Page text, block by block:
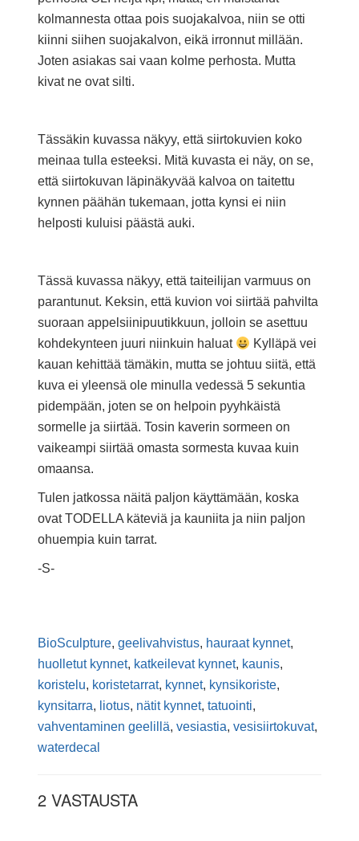
kolmannesta ottaa pois suojakalvoa, niin se otti
kiinni siihen suojakalvon, eikä irronnut millään.
Joten asiakas sai vaan kolme perhosta. Mutta
kivat ne ovat silti.
Tässäkin kuvassa näkyy, että siirtokuvien koko
meinaa tulla esteeksi. Mitä kuvasta ei näy, on se,
että siirtokuvan läpinäkyvää kalvoa on taitettu
kynnen päähän tukemaan, jotta kynsi ei niin
helposti kuluisi päästä auki.
Tässä kuvassa näkyy, että taiteilijan varmuus on
parantunut. Keksin, että kuvion voi siirtää pahvilta
suoraan appelsiinipuutikkuun, jolloin se asettuu
kohdekynteen juuri niinkuin haluat
Kylläpä vei
kauan kehittää tämäkin, mutta se johtuu siitä, että
kuva ei yleensä ole minulla vedessä 5 sekuntia
pidempään, joten se on helpoin pyyhkäistä
sormelle ja siirtää. Tosin kaverin sormeen on
vaikeampi siirtää omasta sormesta kuvaa kuin
omaansa.
Tulen jatkossa näitä paljon käyttämään, koska
ovat TODELLA käteviä ja kauniita ja niin paljon
ohuempia kuin tarrat.
-S-
BioSculpture, geelivahvistus, hauraat kynnet,
huolletut kynnet, katkeilevat kynnet, kaunis,
koristelu, koristetarrat, kynnet, kynsikoriste,
kynsitarra, liotus, nätit kynnet, tatuointi,
vahventaminen geelillä, vesiastia, vesisiirtokuvat,
waterdecal
2 VASTAUSTA